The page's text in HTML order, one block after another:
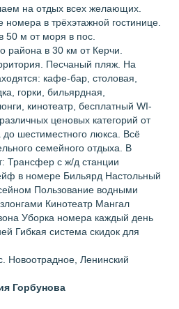
на отдых всех желающих.
в трёхэтажной гостинице.
50 м от моря в пос.
района в 30 км от Керчи.
Песчаный пляж. На
кафе-бар, столовая,
горки, бильярдная,
кинотеатр, бесплатный WI-
ценовых категорий от
шестиместного люкса. Всё
семейного отдыха. В
Трансфер с ж/д станции
в номере Бильярд Настольный
Пользование водными
Кинотеатр Мангал
Уборка номера каждый день
Гибкая система скидок для
Новоотрадное, Ленинский
Горбунова